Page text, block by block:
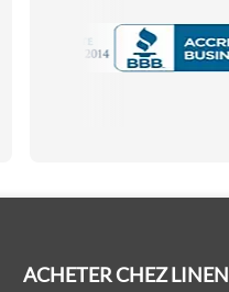
ACHETER CHEZ LINEN